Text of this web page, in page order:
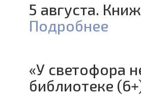
5 августа.
Подробнее
«У светофора
библиотеке